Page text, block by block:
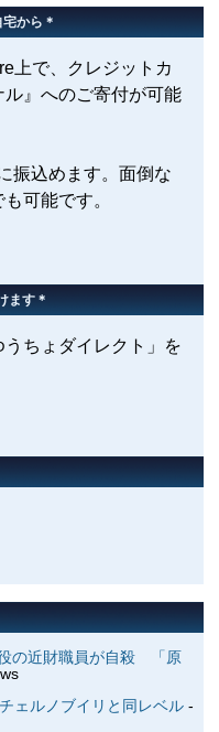
から＊
上で、クレジットカ
』へのご寄付が可能
振込めます。面倒な
可能です。
ます＊
ちょダイレクト」を
の近財職員が自殺 「原
ェルノブイリと同レベル-